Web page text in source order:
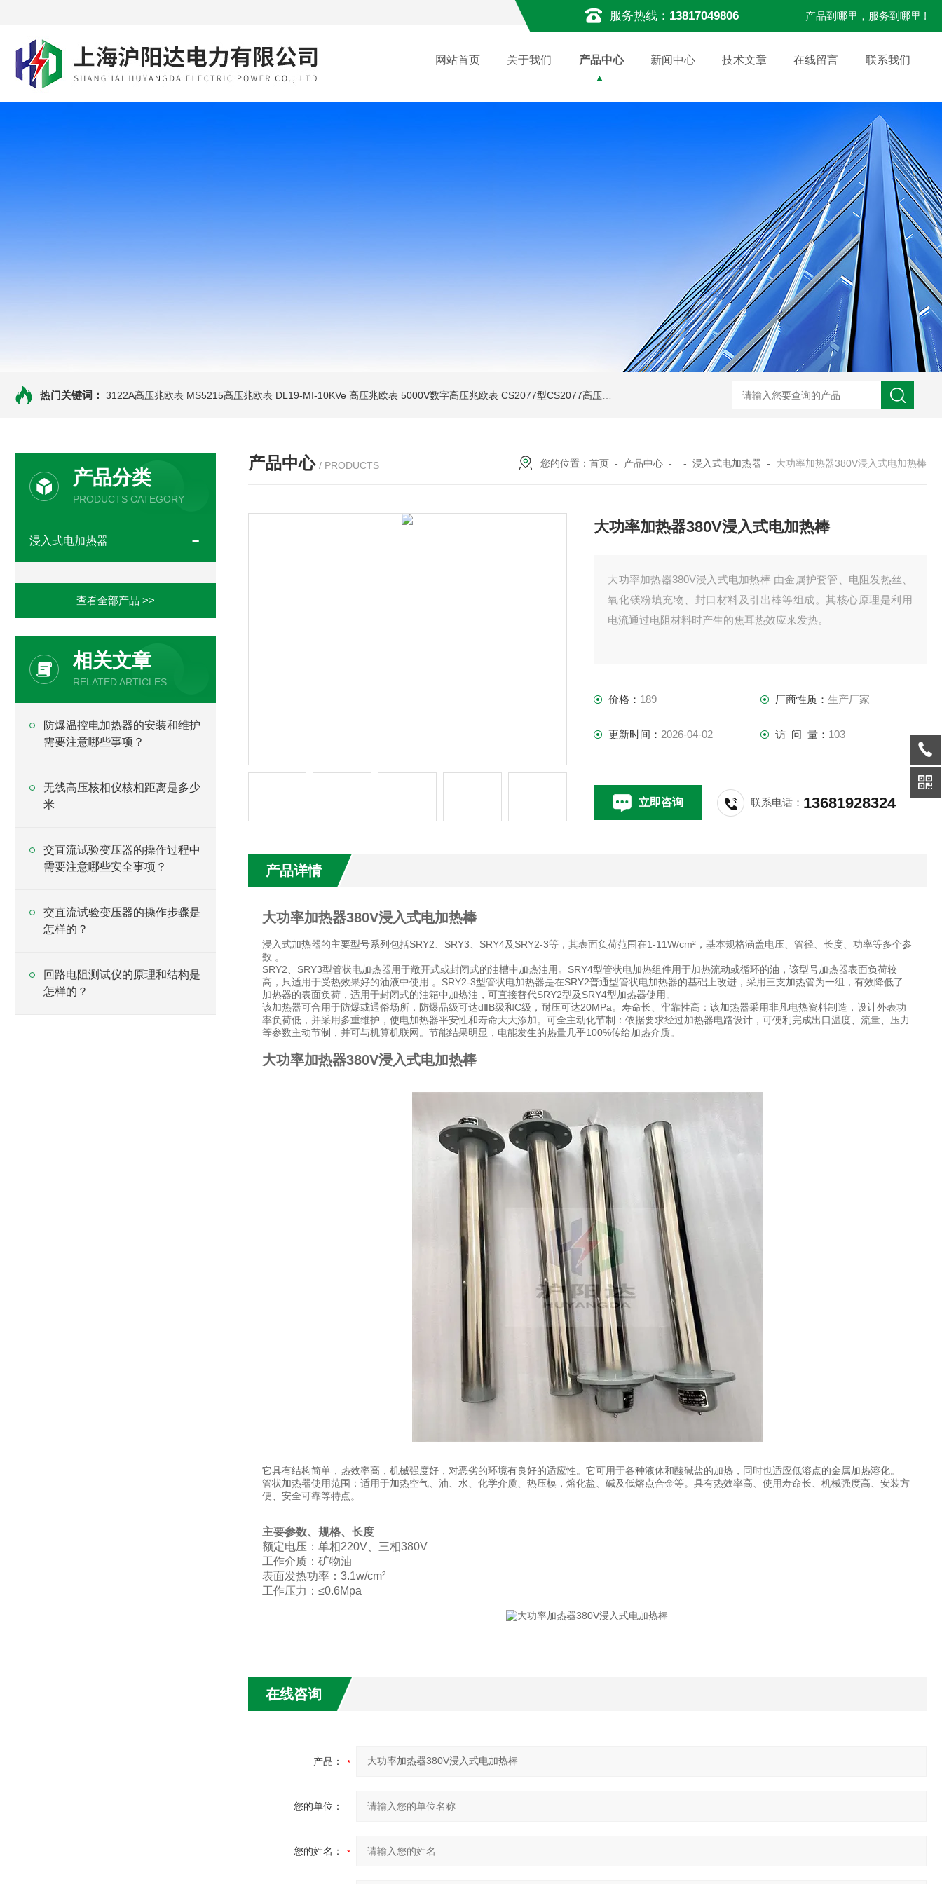
服务热线： 13817049806 产品到哪里，服务到哪里 !
网站首页 关于我们 产品中心 新闻中心 技术文章 在线留言 联系我们
热门关键词： 3122A高压兆欧表 MS5215高压兆欧表 DL19-MI-10KVe 高压兆欧表 5000V数字高压兆欧表 CS2077型CS2077高压兆欧表校验仪 GM-5KV-20KV型可调高压兆欧表GM-5KV-20KV nl3203型
产品分类
PRODUCTS CATEGORY
浸入式电加热器
查看全部产品 >>
相关文章
RELATED ARTICLES
防爆温控电加热器的安装和维护
需要注意哪些事项？
无线高压核相仪核相距离是多少
米
交直流试验变压器的操作过程中
需要注意哪些安全事项？
交直流试验变压器的操作步骤是
怎样的？
回路电阻测试仪的原理和结构是
怎样的？
产品中心 / PRODUCTS 您的位置： 首页 - 产品中心 - - 浸入式电加热器 - 大功率加热器380V浸入式电加热棒
大功率加热器380V浸入式电加热棒
大功率加热器380V浸入式电加热棒 由金属护套管、电阻发热丝、
氧化镁粉填充物、封口材料及引出棒等组成。其核心原理是利用
电流通过电阻材料时产生的焦耳热效应来发热。
价格： 189 厂商性质： 生产厂家
更新时间： 2026-04-02 访 问 量： 103
立即咨询 联系电话： 13681928324
产品详情
大功率加热器380V浸入式电加热棒
浸入式加热器的主要型号系列包括SRY2、SRY3、SRY4及SRY2-3等，其表面负荷范围在1-11W/cm²，基本规格涵盖电压、管径、长度、功率等多个参
数 。
SRY2、SRY3型管状电加热器用于敞开式或封闭式的油槽中加热油用。SRY4型管状电加热组件用于加热流动或循环的油，该型号加热器表面负荷较
高，只适用于受热效果好的油液中使用 。SRY2-3型管状电加热器是在SRY2普通型管状电加热器的基础上改进，采用三支加热管为一组，有效降低了
加热器的表面负荷，适用于封闭式的油箱中加热油，可直接替代SRY2型及SRY4型加热器使用。
该加热器可合用于防爆或通俗场所，防爆品级可达dⅡB级和C级，耐压可达20MPa。寿命长、牢靠性高：该加热器采用非凡电热资料制造，设计外表功
率负荷低，并采用多重维护，使电加热器平安性和寿命大大添加。可全主动化节制：依据要求经过加热器电路设计，可便利完成出口温度、流量、压力
等参数主动节制，并可与机算机联网。节能结果明显，电能发生的热量几乎100%传给加热介质。
大功率加热器380V浸入式电加热棒
它具有结构简单，热效率高，机械强度好，对恶劣的环境有良好的适应性。它可用于各种液体和酸碱盐的加热，同时也适应低溶点的金属加热溶化。
管状加热器使用范围：适用于加热空气、油、水、化学介质、热压模，熔化盐、碱及低熔点合金等。具有热效率高、使用寿命长、机械强度高、安装方
便、安全可靠等特点。
主要参数、规格、长度
额定电压：单相220V、三相380V
工作介质：矿物油
表面发热功率：3.1w/cm²
工作压力：≤0.6Mpa
在线咨询
产品：
您的单位：
您的姓名：